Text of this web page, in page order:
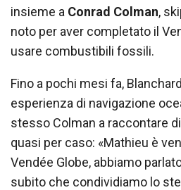
insieme a Conrad Colman,
noto per aver completato il
usare combustibili fossili.
Fino a pochi mesi fa,
esperienza di navigazione
stesso Colman a raccontare
quasi per caso: «Mathieu è
Vendée Globe, abbiamo
subito che condividiamo lo